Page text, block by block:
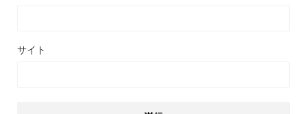
サイト